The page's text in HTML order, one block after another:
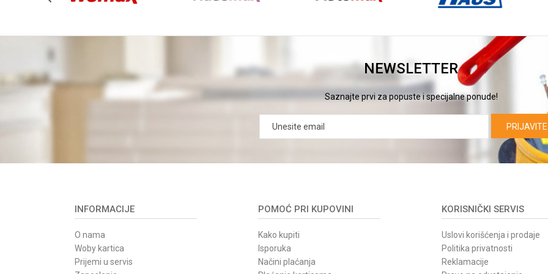
NEWSLETTER
Saznajte prvi za popuste i specijalne ponude!
INFORMACIJE
O nama
Woby kartica
Prijemi u servis
POMOĆ PRI KUPOVINI
Kako kupiti
Isporuka
Načini plaćanja
KORISNIČKI SERVIS
Uslovi korišćenja i prodaje
Politika privatnosti
Reklamacije